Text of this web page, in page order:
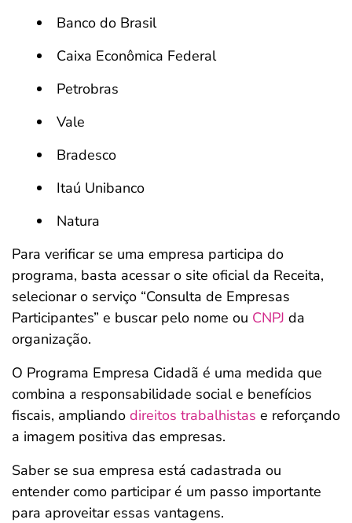
Banco do Brasil
Caixa Econômica Federal
Petrobras
Vale
Bradesco
Itaú Unibanco
Natura
Para verificar se uma empresa participa do
programa, basta acessar o site oficial da Receita,
selecionar o serviço “Consulta de Empresas
Participantes” e buscar pelo nome ou CNPJ da
organização.
O Programa Empresa Cidadã é uma medida que
combina a responsabilidade social e benefícios
fiscais, ampliando direitos trabalhistas e reforçando
a imagem positiva das empresas.
Saber se sua empresa está cadastrada ou
entender como participar é um passo importante
para aproveitar essas vantagens.